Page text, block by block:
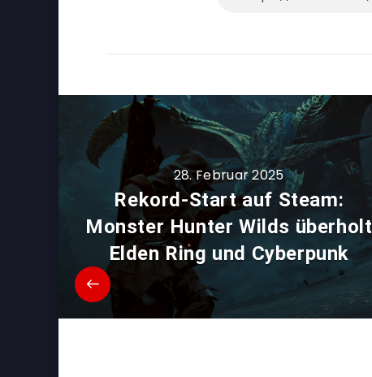
28. Februar 2025
Rekord-Start auf Steam:
Monster Hunter Wilds überholt
Elden Ring und Cyberpunk